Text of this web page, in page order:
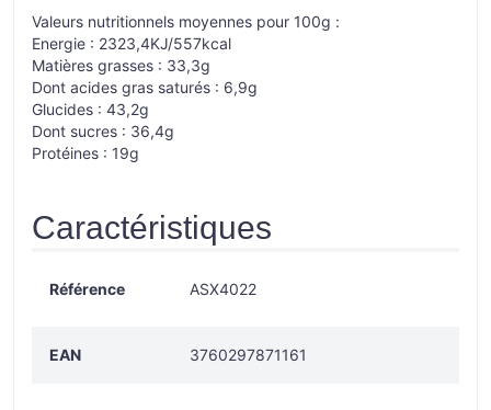
Valeurs nutritionnels moyennes pour 100g :
Energie : 2323,4KJ/557kcal
Matières grasses : 33,3g
Dont acides gras saturés : 6,9g
Glucides : 43,2g
Dont sucres : 36,4g
Protéines : 19g
Caractéristiques
Référence ASX4022
EAN 3760297871161